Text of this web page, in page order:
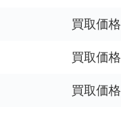
買取価格
買取価格
買取価格